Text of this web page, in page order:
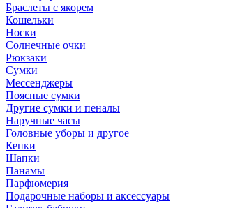
Браслеты с якорем
Кошельки
Носки
Солнечные очки
Рюкзаки
Сумки
Мессенджеры
Поясные сумки
Другие сумки и пеналы
Наручные часы
Головные уборы и другое
Кепки
Шапки
Панамы
Парфюмерия
Подарочные наборы и аксессуары